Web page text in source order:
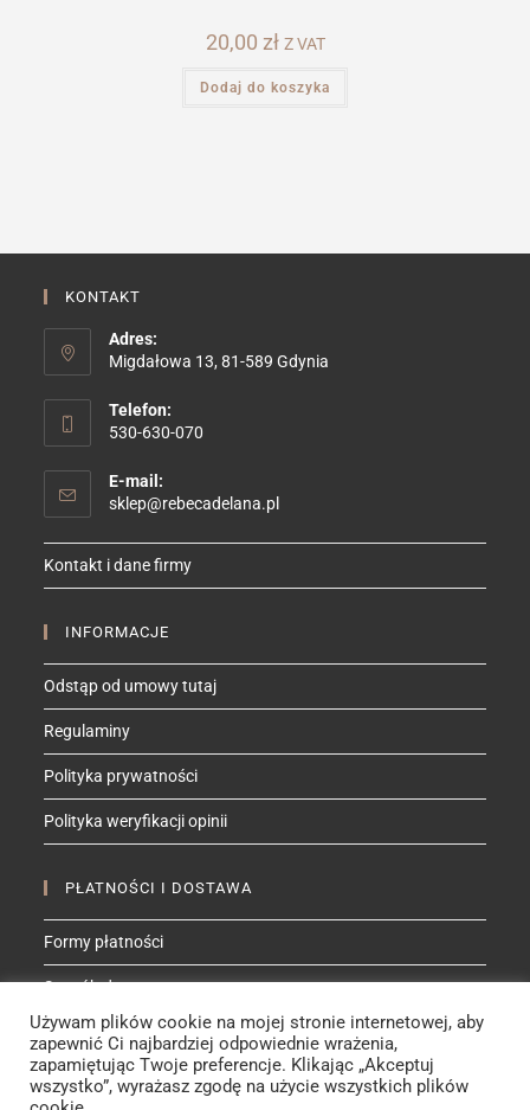
20,00 zł Z VAT
Dodaj do koszyka
KONTAKT
Adres:
Migdałowa 13, 81-589 Gdynia
Telefon:
530-630-070
E-mail:
sklep@rebecadelana.plOpens
your
Kontakt i dane firmy
INFORMACJE
Odstąp od umowy tutaj
Regulaminy
Polityka prywatności
Polityka weryfikacji opinii
PŁATNOŚCI I DOSTAWA
Formy płatności
Sposób dostawy
ZNAJDŹ MNIE NA
FacebookInstagram
YouTube
Etsy
Używam plików cookie na mojej stronie internetowej, aby
zapewnić Ci najbardziej odpowiednie wrażenia,
zapamiętując Twoje preferencje. Klikając „Akceptuj
wszystko”, wyrażasz zgodę na użycie wszystkich plików